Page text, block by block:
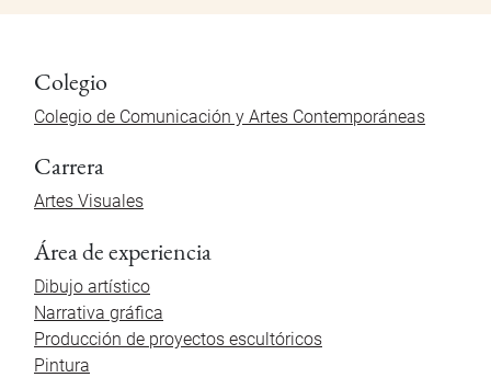
Colegio
Colegio de Comunicación y Artes Contemporáneas
Carrera
Artes Visuales
Área de experiencia
Dibujo artístico
Narrativa gráfica
Producción de proyectos escultóricos
Pintura